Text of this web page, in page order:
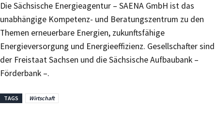
Die Sächsische Energieagentur – SAENA GmbH ist das
unabhängige Kompetenz- und Beratungszentrum zu den
Themen erneuerbare Energien, zukunftsfähige
Energieversorgung und Energieeffizienz. Gesellschafter sind
der Freistaat Sachsen und die Sächsische Aufbaubank –
Förderbank –.
TAGS Wirtschaft